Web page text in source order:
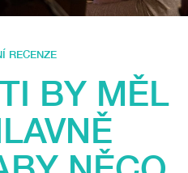
RECENZE
BY MĚL